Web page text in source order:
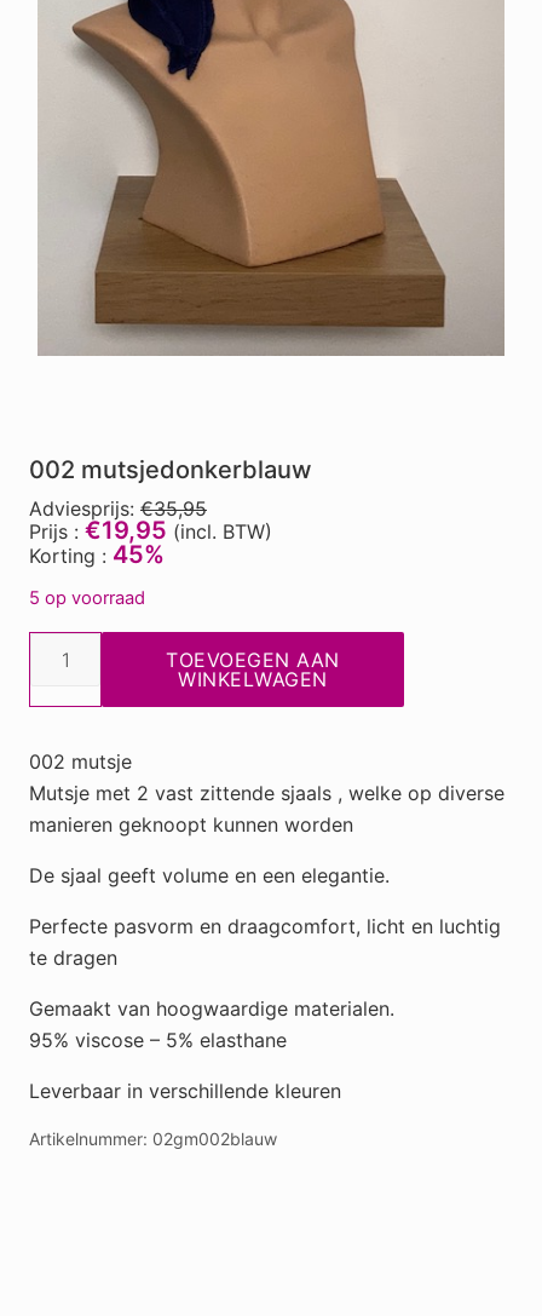
002 mutsjedonkerblauw
Adviesprijs: €35,95
Prijs : €19,95 (incl. BTW)
Korting : 45%
5 op voorraad
002
mutsjedonkerblauw
aantal
TOEVOEGEN AAN
WINKELWAGEN
002 mutsje
Mutsje met 2 vast zittende sjaals , welke op diverse
manieren geknoopt kunnen worden
De sjaal geeft volume en een elegantie.
Perfecte pasvorm en draagcomfort, licht en luchtig
te dragen
Gemaakt van hoogwaardige materialen.
95% viscose – 5% elasthane
Leverbaar in verschillende kleuren
Artikelnummer: 02gm002blauw